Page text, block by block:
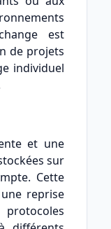
est
de projets
individuel
et une
sur
Cette
reprise